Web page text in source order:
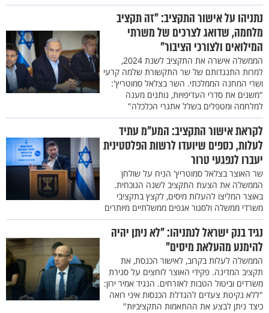
נתניהו על אישור התקציב: "זה תקציב
מלחמה, שדואג לצרכים של משרתי
המילואים ולצורכי הציבור"
הממשלה אישרה את התקציב לשנת 2024,
למרות התנגדותם של שר התקשורת שלמה קרעי
ושרי המחנה הממלכתי. השר בצלאל סמוטריץ':
"משנים את סדרי העדיפויות, נותנים מענה
למלחמה ומטפלים בשלל אתגרי הכלכלה"
לקראת אישור התקציב: המע"מ עתיד
לעלות, כספים שיועדו לרשות הפלסטינית
יעברו לנפגעי טרור
שר האוצר בצלאל סמוטריץ' הניח על שולחן
הממשלה את הצעת התקציב לשנה הנוכחית.
באוצר המליצו להעלות מיסים, לקצץ בתקציבי
משרדי ממשלה ולסגור אגפים ממשלתיים מיותרים
נגיד בנק ישראל לנתניהו: "לא ניתן יהיה
להימנע מהעלאת מיסים"
הממשלה לעלות בקרוב, לאישור הכנסת, את
תקציב המדינה. פקידי האוצר לוחצים על סגירת
משרדים וביטול הטבות לאזרחים. הנגיד אמיר ירון:
"ללא נקיטת צעדים להגדלת הכנסות איני רואה
כיצד ניתן לבצע את ההתאמות התקציביות"